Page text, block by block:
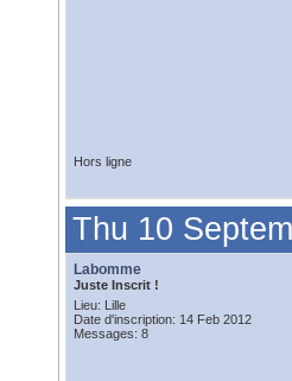
Hors ligne
Thu 10
Labomme
Juste Inscrit !
Lieu: Lille
Date d'inscription: 14 Feb 2012
Messages: 8